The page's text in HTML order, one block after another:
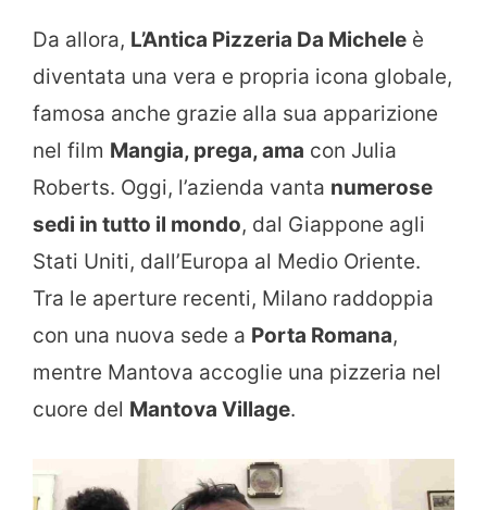
Da allora, L’Antica Pizzeria Da Michele è
diventata una vera e propria icona globale,
famosa anche grazie alla sua apparizione
nel film Mangia, prega, ama con Julia
Roberts. Oggi, l’azienda vanta numerose
sedi in tutto il mondo, dal Giappone agli
Stati Uniti, dall’Europa al Medio Oriente.
Tra le aperture recenti, Milano raddoppia
con una nuova sede a Porta Romana,
mentre Mantova accoglie una pizzeria nel
cuore del Mantova Village.